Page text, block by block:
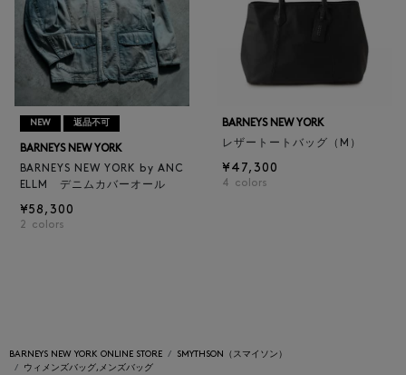
NEW 返品不可
BARNEYS NEW YORK
BARNEYS NEW YORK by ANC
ELLM デニムカバーオール
¥58,300
2 colors
BARNEYS NEW YORK
レザートートバッグ（M）
¥47,300
4 colors
BARNEYS NEW YORK ONLINE STORE
SMYTHSON（スマイソン）
ウィメンズバッグ,メンズバッグ